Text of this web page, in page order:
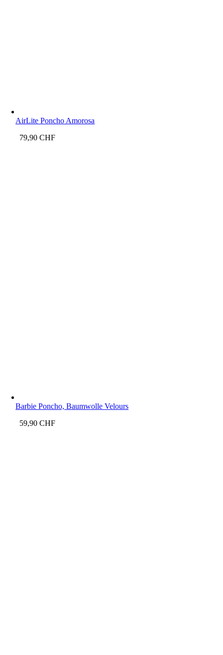
AirLite Poncho Amorosa
79,90CHF
Barbie Poncho, Baumwolle Velours
59,90CHF